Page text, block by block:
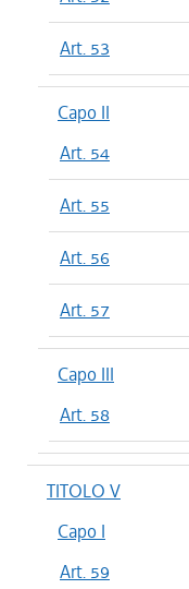
Art. 53
Capo II
Art. 54
Art. 55
Art. 56
Art. 57
Capo III
Art. 58
TITOLO V
Capo I
Art. 59